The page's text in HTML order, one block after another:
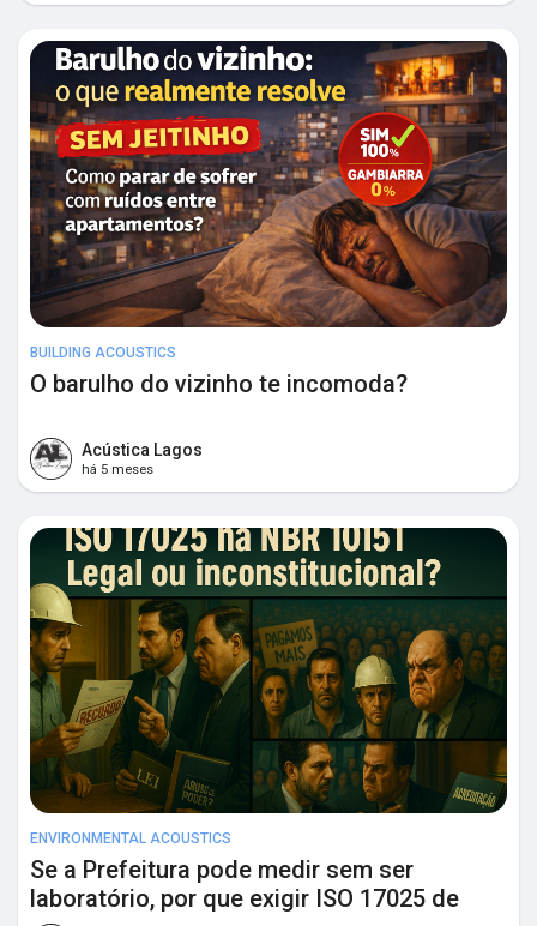
Vídeos & Treinamentos
Calc-dB Tools
Desenvolvedores
BUILDING ACOUSTICS
O barulho do vizinho te incomoda?
Acústica Lagos
há 5 meses
ENVIRONMENTAL ACOUSTICS
Se a Prefeitura pode medir sem ser
laboratório, por que exigir ISO 17025 de